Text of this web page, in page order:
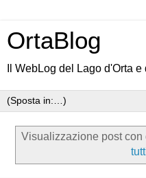
OrtaBlog
Il WebLog del Lago d'Orta e
Visualizzazione post con